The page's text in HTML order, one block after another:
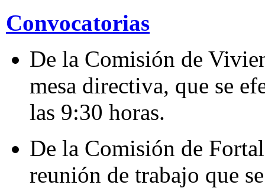
Convocatorias
De la Comisión de
mesa directiva, que se
las 9:30 horas.
De la Comisión de
reunión de trabajo que